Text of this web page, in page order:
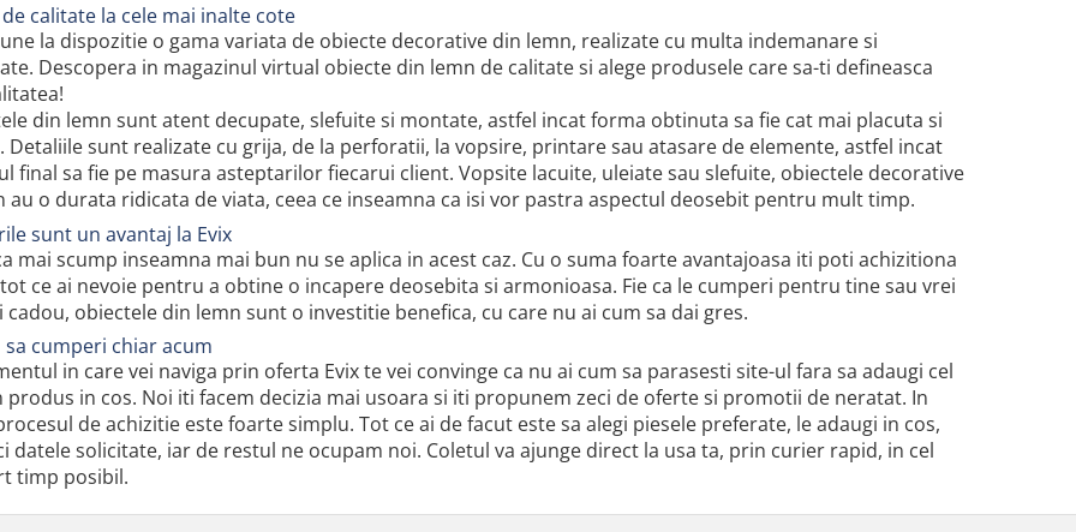
calitate la cele mai inalte cote
la dispozitie o gama variata de obiecte decorative din lemn, realizate cu multa indemanare si
Descopera in magazinul virtual obiecte din lemn de calitate si alege produsele care sa-ti defineasca
din lemn sunt atent decupate, slefuite si montate, astfel incat forma obtinuta sa fie cat mai placuta si
Detaliile sunt realizate cu grija, de la perforatii, la vopsire, printare sau atasare de elemente, astfel incat
final sa fie pe masura asteptarilor fiecarui client. Vopsite lacuite, uleiate sau slefuite, obiectele decorative
au o durata ridicata de viata, ceea ce inseamna ca isi vor pastra aspectul deosebit pentru mult timp.
sunt un avantaj la Evix
mai scump inseamna mai bun nu se aplica in acest caz. Cu o suma foarte avantajoasa iti poti achizitiona
ce ai nevoie pentru a obtine o incapere deosebita si armonioasa. Fie ca le cumperi pentru tine sau vrei
cadou, obiectele din lemn sunt o investitie benefica, cu care nu ai cum sa dai gres.
sa cumperi chiar acum
in care vei naviga prin oferta Evix te vei convinge ca nu ai cum sa parasesti site-ul fara sa adaugi cel
in cos. Noi iti facem decizia mai usoara si iti propunem zeci de oferte si promotii de neratat. In
de achizitie este foarte simplu. Tot ce ai de facut este sa alegi piesele preferate, le adaugi in cos,
datele solicitate, iar de restul ne ocupam noi. Coletul va ajunge direct la usa ta, prin curier rapid, in cel
timp posibil.